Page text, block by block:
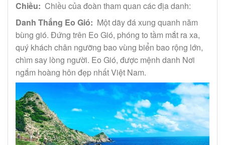
Chiều: Chiều của đoàn tham quan các địa danh:
Danh Thắng Eo Gió: Một dãy đá xung quanh năm
bùng gió. Đứng trên Eo Gió, phóng to tầm mắt ra xa,
quý khách chân ngưỡng bao vùng biển bao rộng lớn,
chìm say lòng người. Eo Gió, được mệnh danh Nơi
ngắm hoàng hôn đẹp nhất Việt Nam.